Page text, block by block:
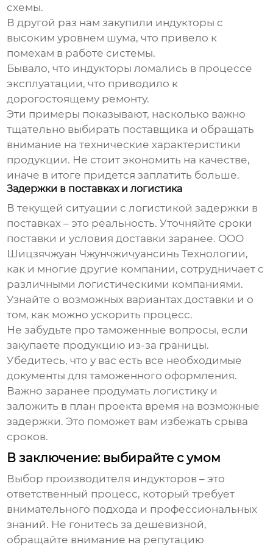
схемы.
В другой раз нам закупили индукторы с
высоким уровнем шума, что привело к
помехам в работе системы.
Бывало, что индукторы ломались в процессе
эксплуатации, что приводило к
дорогостоящему ремонту.
Эти примеры показывают, насколько важно
тщательно выбирать поставщика и обращать
внимание на технические характеристики
продукции. Не стоит экономить на качестве,
иначе в итоге придется заплатить больше.
Задержки в поставках и логистика
В текущей ситуации с логистикой задержки в
поставках – это реальность. Уточняйте сроки
поставки и условия доставки заранее. ООО
Шицзячжуан Чжунчжичуансинь Технологии,
как и многие другие компании, сотрудничает с
различными логистическими компаниями.
Узнайте о возможных вариантах доставки и о
том, как можно ускорить процесс.
Не забудьте про таможенные вопросы, если
закупаете продукцию из-за границы.
Убедитесь, что у вас есть все необходимые
документы для таможенного оформления.
Важно заранее продумать логистику и
заложить в план проекта время на возможные
задержки. Это поможет вам избежать срыва
сроков.
В заключение: выбирайте с умом
Выбор производителя индукторов – это
ответственный процесс, который требует
внимательного подхода и профессиональных
знаний. Не гонитесь за дешевизной,
обращайте внимание на репутацию